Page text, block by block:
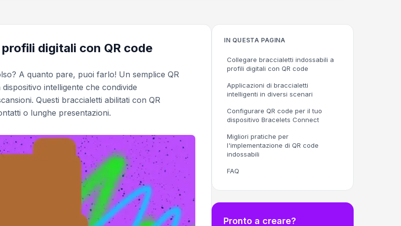
digitali con QR code
A quanto pare, puoi farlo! Un semplice QR
intelligente che condivide
Questi braccialetti abilitati con QR
o lunghe presentazioni.
IN QUESTA PAGINA
Collegare braccialetti indossabili a
profili digitali con QR code
Applicazioni di braccialetti
intelligenti in diversi scenari
Configurare QR code per il tuo
dispositivo Bracelets Connect
Migliori pratiche per
l'implementazione di QR code
indossabili
FAQ
Pronto a creare?